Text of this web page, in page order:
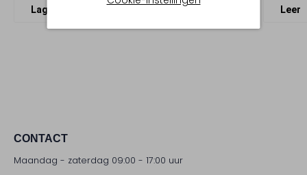
Lage sneakers Fred De La Bretoniere Leer
CONTACT
Maandag - zaterdag 09:00 - 17:00 uur